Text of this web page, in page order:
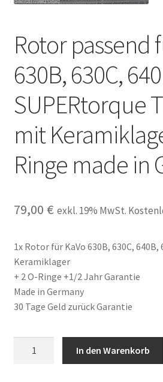
Warenkorb
Stellenangebote
Rotor passend
630B, 630C,
SUPERtorque
mit
Ringe made in
79,00 € exkl. 19% MwSt.
1x Rotor für KaVo 630B, 630C,
Keramiklager
+ 2 O-Ringe +1/2 Jahr Garantie
Made in Germany
30 Tage Geld zurück Garantie
In den Warenkorb